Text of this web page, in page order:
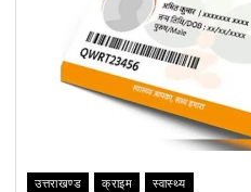
उत्तराखण्ड क्राइम स्वास्थ्य